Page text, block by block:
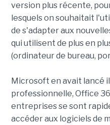
version plus récente,
lesquels on souhaitait
de s'adapter aux
qui utilisent de plus en
(ordinateur de bureau,
Microsoft en avait lancé
professionnelle, Office
entreprises se sont
accéder aux logiciels de